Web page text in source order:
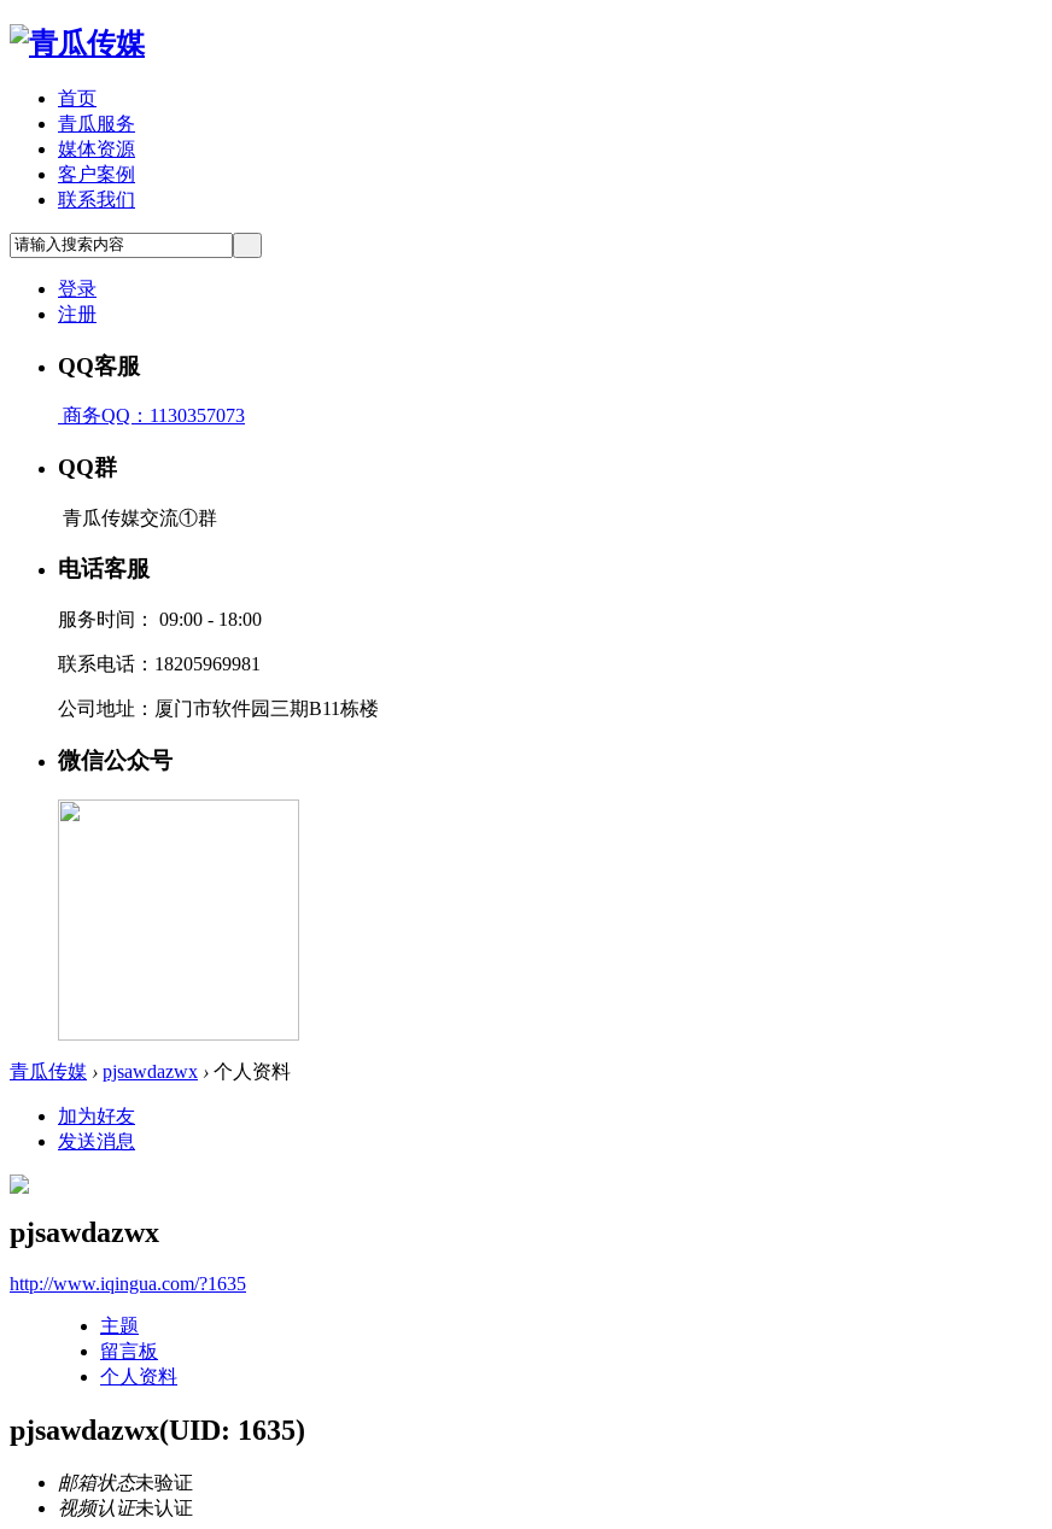
首页
青瓜服务
媒体资源
客户案例
联系我们
登录
注册
QQ客服
商务QQ：1130357073
QQ群
青瓜传媒交流①群
电话客服
服务时间： 09:00 - 18:00
联系电话：18205969981
公司地址：厦门市软件园三期B11栋楼
微信公众号
青瓜传媒 › pjsawdazwx › 个人资料
加为好友
发送消息
pjsawdazwx
http://www.iqingua.com/?1635
主题
留言板
个人资料
pjsawdazwx(UID: 1635)
邮箱状态未验证
视频认证未认证